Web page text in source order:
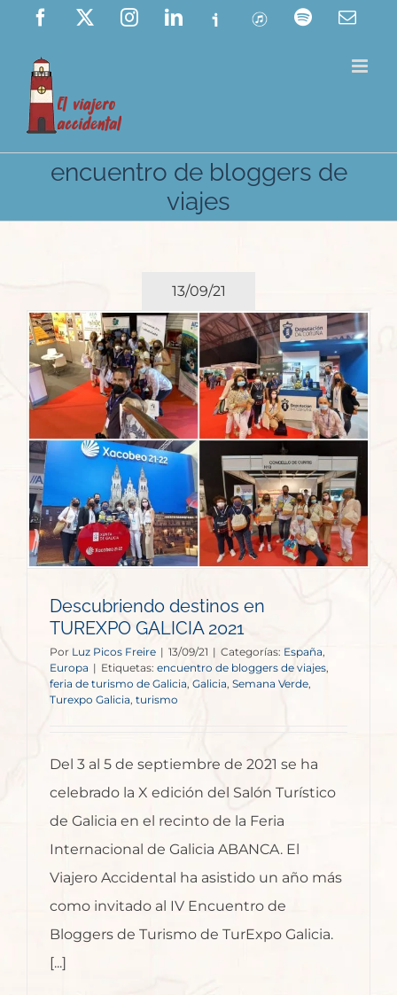
Saltar
contenido
Facebook InstagramLinkedIn
Ivoox ITunes Spotify
encuentro de bloggers de
viajes
13/09/21
Descubriendo destinos en
TUREXPO GALICIA 2021
Por Luz Picos Freire | 13/09/21 | Categorías: España,
Europa | Etiquetas: encuentro de bloggers de viajes,
feria de turismo de Galicia, Galicia, Semana Verde,
Turexpo Galicia turismo
Del 3 al 5 de septiembre de 2021 se ha
celebrado la X edición del Salón Turístico
de Galicia en el recinto de la Feria
Internacional de Galicia ABANCA. El
Viajero Accidental ha asistido un año más
como invitado al IV Encuentro de
Bloggers de Turismo de TurExpo Galicia.
[...]